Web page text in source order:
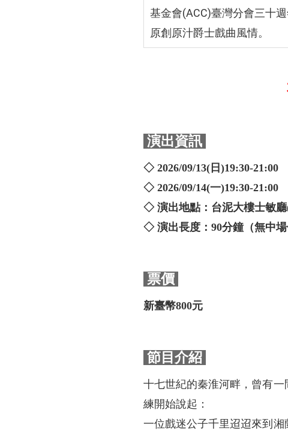
基金會(ACC)臺灣分會三十
原創原汁爵士戲曲風情。
演出資訊
◇ 2026/09/13(日)19:30-21:00
◇ 2026/09/14(一)19:30-21:00
◇ 演出地點：台泥大樓士敏
◇ 演出長度：90分鐘（無中場
票價
新臺幣800元
節目介紹
十七世紀的秦淮河畔，曾有
練開始說起：
一位戲迷公子千里迢迢來到